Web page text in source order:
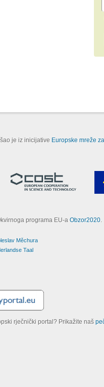
je iz inicijative Europske mreže
programa EU-a Obzor2020.
Měchura
Taal
rječnički portal? Prikažite naš